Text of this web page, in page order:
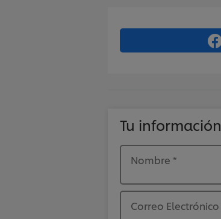
Tu información
Nombre *
Correo Electrónico